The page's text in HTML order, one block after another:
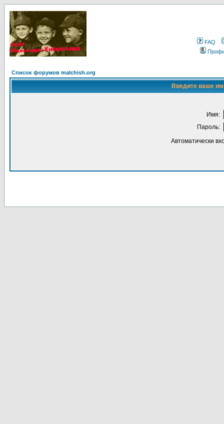
FAQ
Список форумов malchish.org
Введите ваше
Имя:
Пароль:
Автоматически